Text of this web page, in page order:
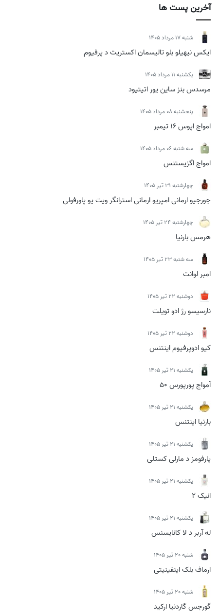
آخرین پست ها
شنبه 17 مرداد 1405
ایکس نیهیلو بلو تالیسمان اکستریت د پرفیوم
يكشنبه 11 مرداد 1405
مرسدس بنز ساین یور اتیتیود
پنجشنبه 08 مرداد 1405
امواج اپوس 16 تیمبر
سه شنبه 06 مرداد 1405
امواج اگزیستنس
چهارشنبه 31 تیر 1405
جورجیو ارمانی امپریو ارمانی استرانگر ویت یو پاورفولی
چهارشنبه 24 تیر 1405
هرمس بارنیا
سه شنبه 23 تیر 1405
امبر لوانت
دوشنبه 22 تیر 1405
نارسیسو رژ ادو تویلت
دوشنبه 22 تیر 1405
کیو ادوپرفیوم اینتنس
يكشنبه 21 تیر 1405
آمواج پورپورس 50
يكشنبه 21 تیر 1405
بارنیا اینتنس
يكشنبه 21 تیر 1405
پارفومز د مارلی کستلی
يكشنبه 21 تیر 1405
انیک 2
يكشنبه 21 تیر 1405
له آربر د لا کانایسنس
شنبه 20 تیر 1405
ارماف بلک اینفینیتی
شنبه 20 تیر 1405
گورجس گاردنیا ارکید